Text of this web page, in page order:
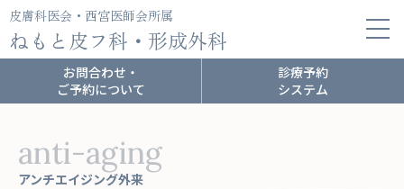
皮膚科医会・西宮医師会所属
ねもと皮フ科・形成外科
お問合わせ・
ご予約について
診療予約
システム
anti-aging
アンチエイジング外来